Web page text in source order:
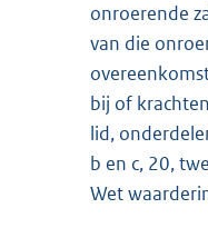
onroerende
van die
bij of
lid,
b en c, 20,
Wet